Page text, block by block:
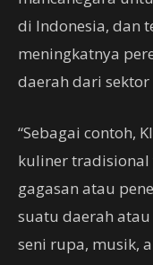
di Indonesia, dan
meningkatnya
daerah dari
“Sebagai contoh,
kuliner
gagasan atau
suatu daerah
seni rupa, musik,